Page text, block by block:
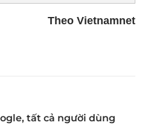
Theo Vietnamnet
tất cả người dùng